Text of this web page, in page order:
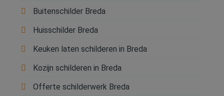
Buitenschilder Breda
Huisschilder Breda
Keuken laten schilderen in Breda
Kozijn schilderen in Breda
Offerte schilderwerk Breda